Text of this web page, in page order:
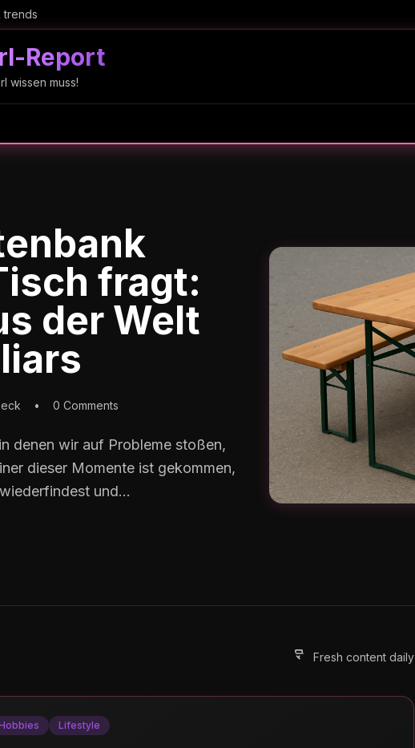
trends
Report
wissen muss!
fragt:
der Welt
• 0 Comments
denen wir auf Probleme stoßen,
dieser Momente ist gekommen,
und...
Fresh content daily
Lifestyle